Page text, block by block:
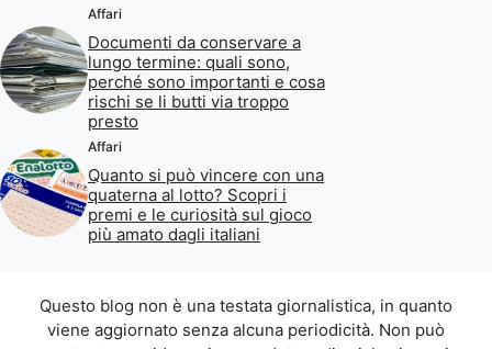
Affari
Documenti da conservare a
lungo termine: quali sono,
perché sono importanti e cosa
rischi se li butti via troppo
presto
Affari
Quanto si può vincere con una
quaterna al lotto? Scopri i
premi e le curiosità sul gioco
più amato dagli italiani
Questo blog non è una testata giornalistica, in quanto
viene aggiornato senza alcuna periodicità. Non può